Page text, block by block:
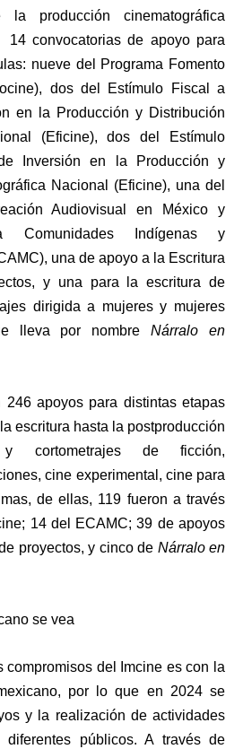
la producción cinematográfica
convocatorias de apoyo para
nueve del Programa Fomento
dos del Estímulo Fiscal a
en la Producción y Distribución
(Eficine), dos del Estímulo
Inversión en la Producción y
Nacional (Eficine), una del
Audiovisual en México y
Comunidades Indígenas y
una de apoyo a la Escritura
y una para la escritura de
dirigida a mujeres y mujeres
lleva por nombreNárralo en
246 apoyos para distintas etapas
escritura hasta la postproducción
cortometrajes de ficción,
cine experimental, cine para
de ellas, 119 fueron a través
14 del ECAMC; 39 de apoyos
proyectos, y cinco de Nárralo en
se vea
compromisos del Imcine es con la
por lo que en 2024 se
y la realización de actividades
públicos. A través de